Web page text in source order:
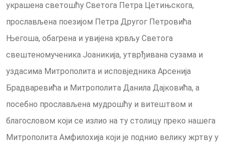
украшена светошћу Светога Петра Цетињскога,
прослављена поезијом Петра Другог Петровића
Његоша, обагрена и увијена крвљу Светога
свештеномученика Јоаникија, утврђивана сузама и
уздасима Митрополита и исповједника Арсенија
Брадваревића и Митрополита Данила Дајковића, а
посебно прослављена мудрошћу и витештвом и
благословом који се излио на ту столицу преко нашега
Митрополита Амфилохија који је поднио велику жртву у